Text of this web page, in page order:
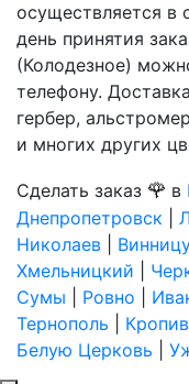
осуществляется в
день принятия
(Колодезное)
телефону.
гербер,
и многих других
Сделать заказ 🌹 в
Днепропетровск
Николаев
Хмельницкий
Сумы
Ровно
Тернополь
Белую Церковь